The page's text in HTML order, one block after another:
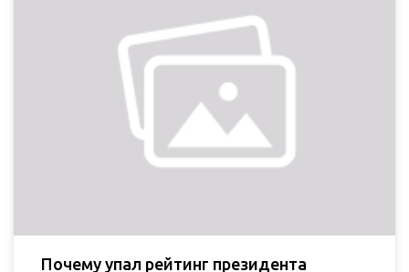
Почему упал рейтинг президента